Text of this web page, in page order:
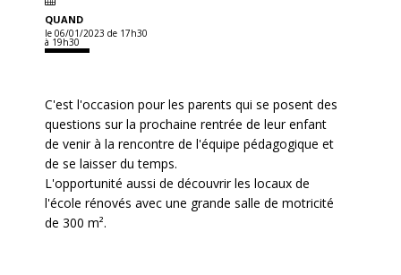
QUAND
le 06/01/2023 de 17h30
à 19h30
C'est l'occasion pour les parents qui se posent des
questions sur la prochaine rentrée de leur enfant
de venir à la rencontre de l'équipe pédagogique et
de se laisser du temps.
L'opportunité aussi de découvrir les locaux de
l'école rénovés avec une grande salle de motricité
de 300 m².